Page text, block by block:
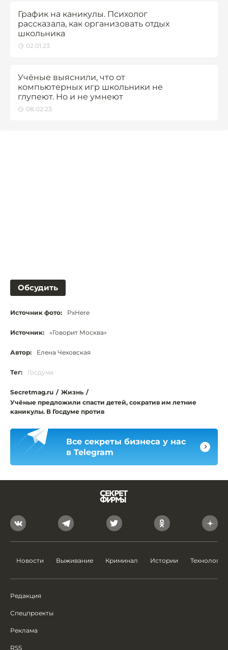
График на каникулы. Психолог
рассказала, как организовать отдых
школьника
02.01.23
Учёные выяснили, что от
компьютерных игр школьники не
глупеют. Но и не умнеют
08.02.23
Обсудить
Источник фото: PxHere
Источник: «Говорит Москва»
Автор: Елена Чеховская
Тег: Госдума
Secretmag.ru / Жизнь /
Учёные предложили спасти детей, сократив им летние
каникулы. В Госдуме против
Все секреты бизнеса у нас
в Telegram
Новости Выживание Криминал Истории Технологии
Редакция
Спецпроекты
Реклама
RSS